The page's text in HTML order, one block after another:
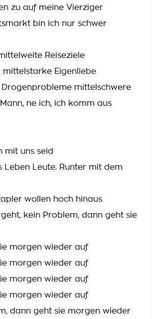
zu auf meine Vierziger
bin ich nur schwer
Reiseziele
mittelstarke Eigenliebe
Drogenprobleme mittelschwere
ne ich, ich komm aus
mit uns seid
Leute. Runter mit dem
wollen hoch hinaus
kein Problem, dann geht sie
morgen wieder auf
morgen wieder auf
morgen wieder auf
morgen wieder auf
dann geht sie morgen wieder